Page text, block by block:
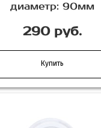
диаметр: 90мм
290 руб.
Купить